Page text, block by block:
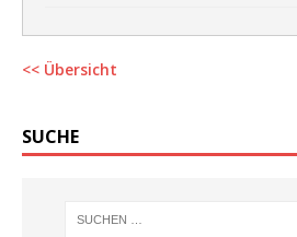
<< Übersicht
SUCHE